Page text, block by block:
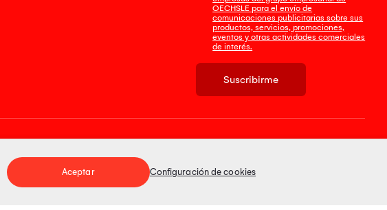
OECHSLE para el envío de
comunicaciones publicitarias sobre sus
productos, servicios, promociones,
eventos y otras actividades comerciales
de interés.
Suscribirme
Tienda 100% Segura
Aceptar Configuración de cookies